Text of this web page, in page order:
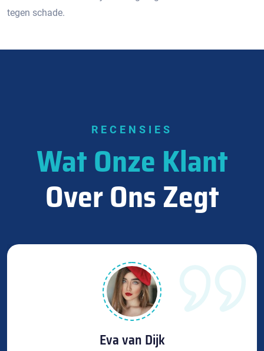
tegen schade.
RECENSIES
Wat Onze Klant
Over Ons Zegt
Eva van Dijk